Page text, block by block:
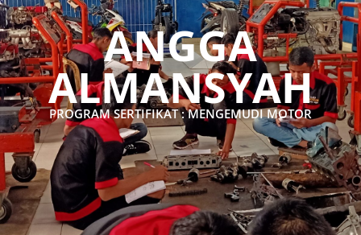
ANGGA
ALMANSYAH
PROGRAM SERTIFIKAT : MENGEMUDI MOTOR